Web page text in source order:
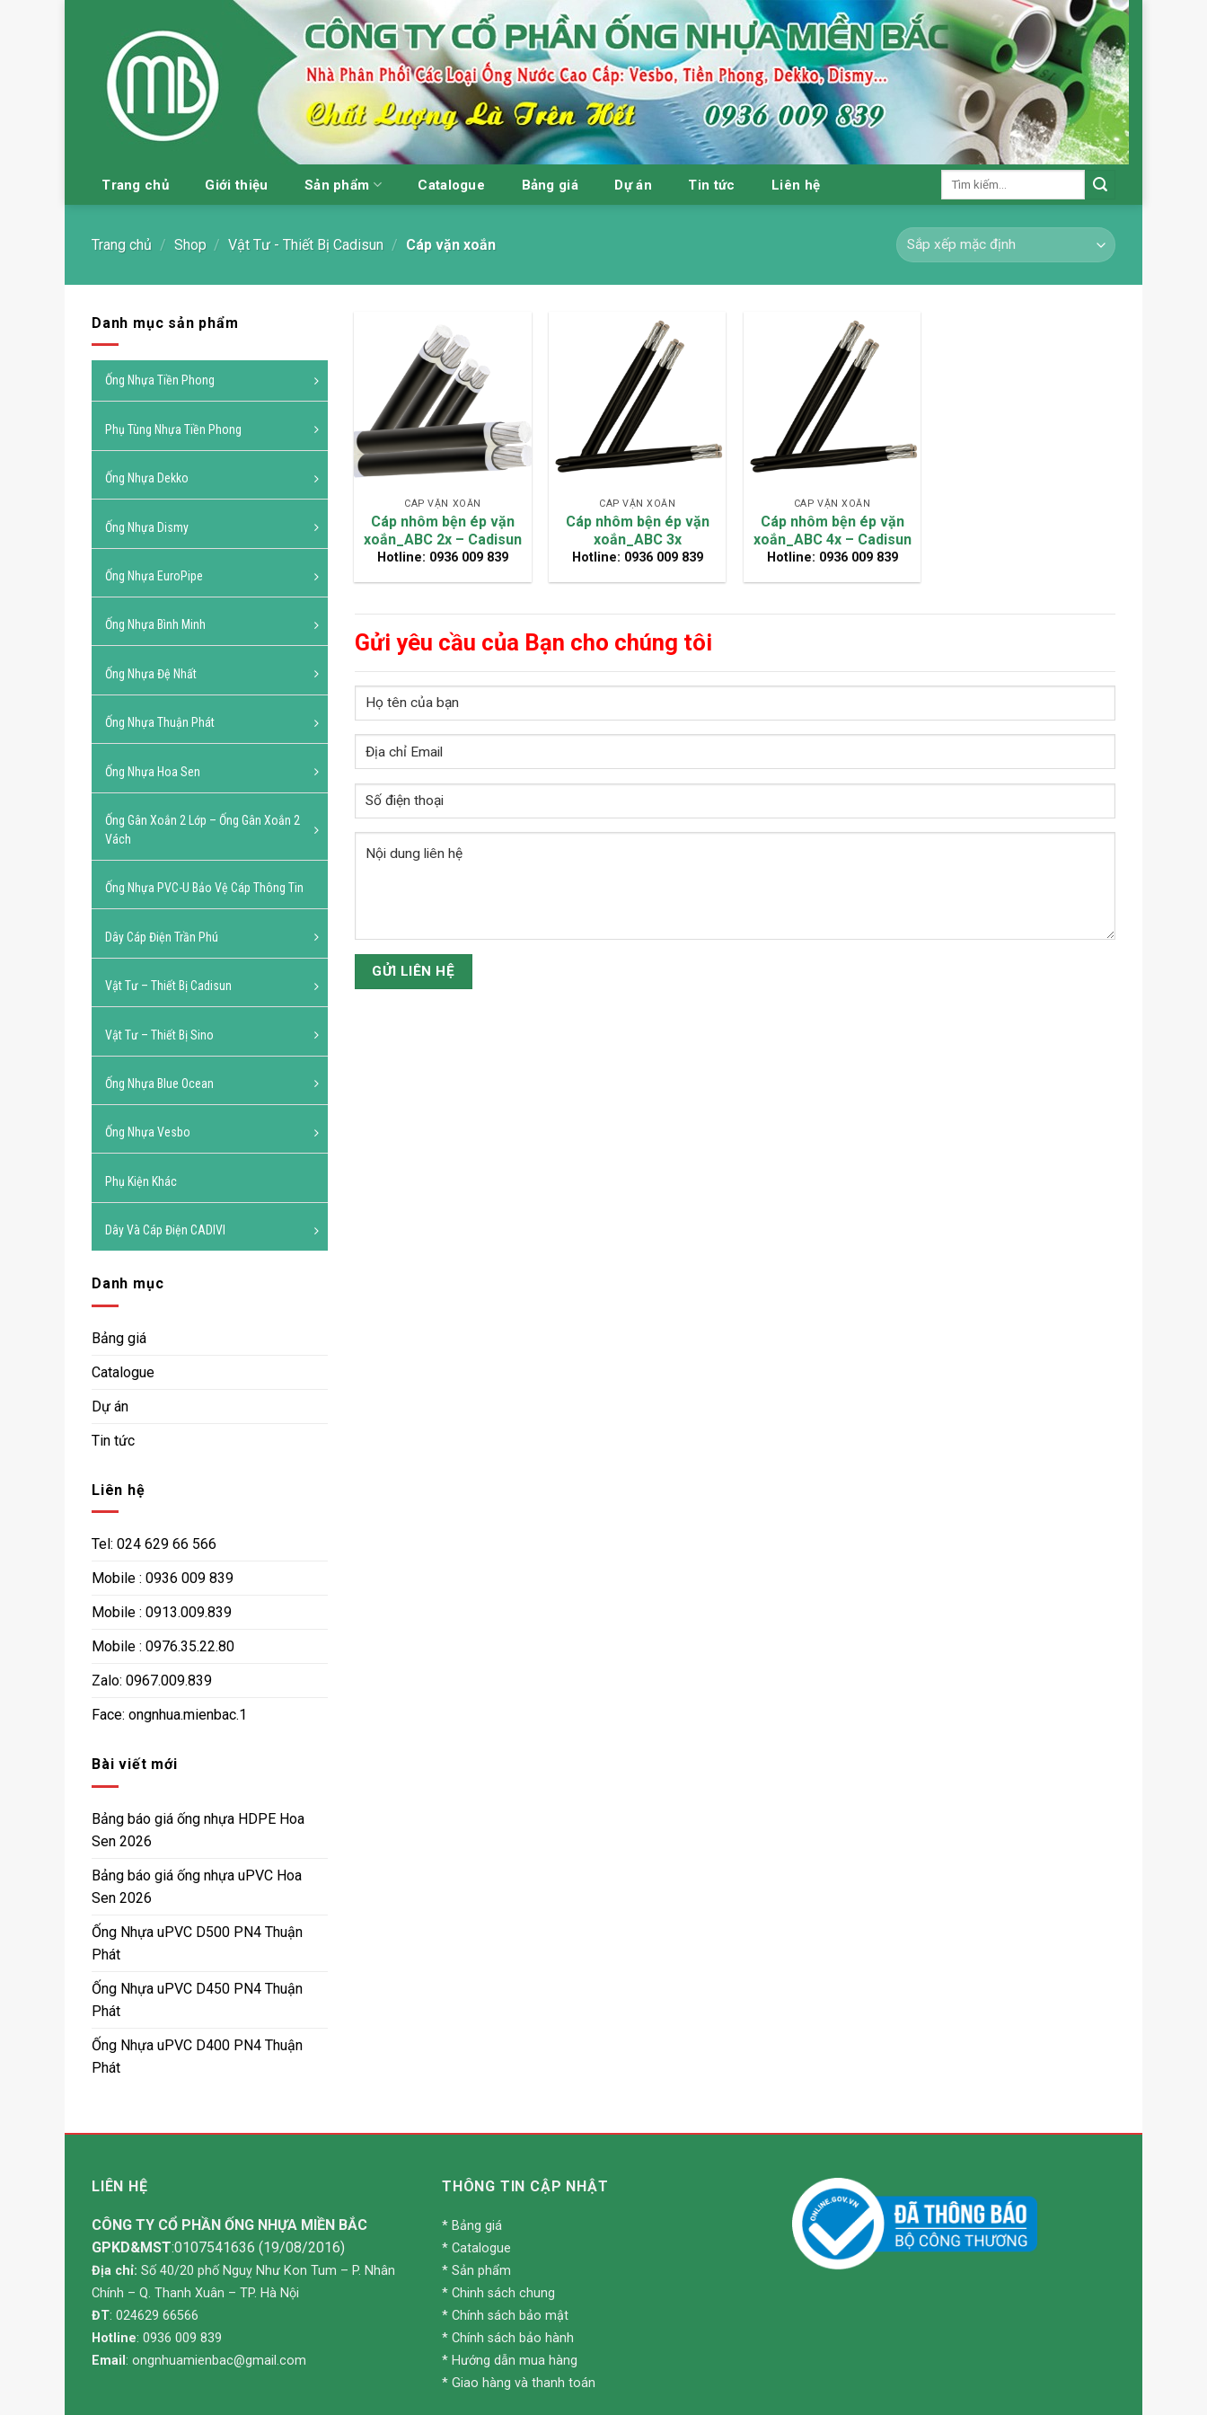
Trang chủ Giới thiệu Sản phẩm Catalogue Bảng giá Dự án Tin tức Liên hệ
Tìm
Trang chủ / Shop / Vật Tư - Thiết Bị Cadisun / Cáp vặn xoắn
Danh mục sản phẩm
Ống Nhựa Tiền Phong
Phụ Tùng Nhựa Tiền Phong
Ống Nhựa Dekko
Ống Nhựa Dismy
Ống Nhựa EuroPipe
Ống Nhựa Bình Minh
Ống Nhựa Đệ Nhất
Ống Nhựa Thuận Phát
Ống Nhựa Hoa Sen
Ống Gân Xoắn 2 Lớp – Ống Gân Xoắn 2
Vách
Ống Nhựa PVC-U Bảo Vệ Cáp Thông Tin
Dây Cáp Điện Trần Phú
Vật Tư – Thiết Bị Cadisun
Vật Tư – Thiết Bị Sino
Ống Nhựa Blue Ocean
Ống Nhựa Vesbo
Phụ Kiện Khác
Dây Và Cáp Điện CADIVI
Danh mục
Bảng giá
Catalogue
Dự án
Tin tức
Liên hệ
Tel: 024 629 66 566
Mobile : 0936 009 839
Mobile : 0913.009.839
Mobile : 0976.35.22.80
Zalo: 0967.009.839
Face: ongnhua.mienbac.1
Bài viết mới
Bảng báo giá ống nhựa HDPE Hoa
Sen 2026
Bảng báo giá ống nhựa uPVC Hoa
Sen 2026
Ống Nhựa uPVC D500 PN4 Thuận
Phát
Ống Nhựa uPVC D450 PN4 Thuận
Phát
Ống Nhựa uPVC D400 PN4 Thuận
Phát
CÁP VẶN XOẮN
Cáp nhôm bện ép vặn
xoắn_ABC 2x – Cadisun
Hotline: 0936 009 839
CÁP VẶN XOẮN
Cáp nhôm bện ép vặn
xoắn_ABC 3x
Hotline: 0936 009 839
CÁP VẶN XOẮN
Cáp nhôm bện ép vặn
xoắn_ABC 4x – Cadisun
Hotline: 0936 009 839
Gửi yêu cầu của Bạn cho chúng tôi
LIÊN HỆ
CÔNG TY CỔ PHẦN ỐNG NHỰA MIỀN BẮC
GPKD&MST:0107541636 (19/08/2016)
Địa chỉ: Số 40/20 phố Nguỵ Như Kon Tum – P. Nhân
Chính – Q. Thanh Xuân – TP. Hà Nội
ĐT: 024629 66566
Hotline: 0936 009 839
Email : ongnhuamienbac@gmail.com
THÔNG TIN CẬP NHẬT
* Bảng giá
* Catalogue
* Sản phẩm
* Chinh sách chung
* Chính sách bảo mật
* Chính sách bảo hành
* Hướng dẫn mua hàng
* Giao hàng và thanh toán